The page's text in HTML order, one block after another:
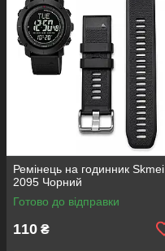
Ремінець на годинник Skmei
2095 Чорний
Готово до відправки
110 ₴